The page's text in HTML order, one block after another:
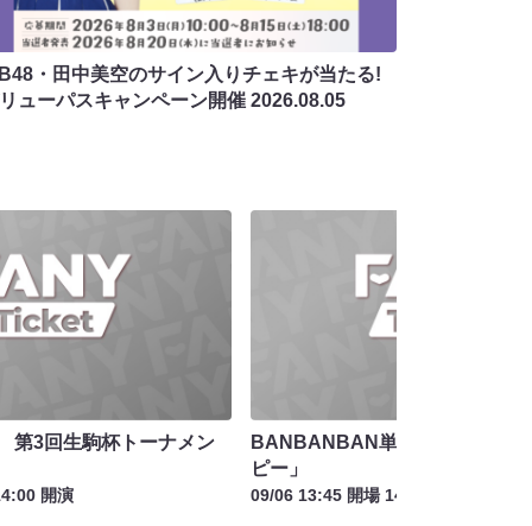
・田中美空のサイン入りチェキが当たる!
ューパスキャンペーン開催 2026.08.05
3回生駒杯トーナメン
開演
BANBANBAN単独ライブ「み
ピー」
09/06 13:45 開場 14:00 開演